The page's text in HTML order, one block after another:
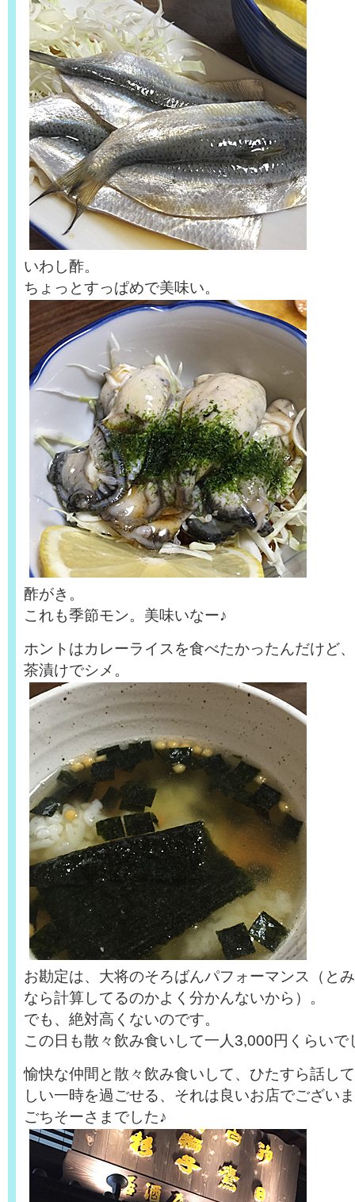
いわし酢。
ちょっとすっぱめで美味い。
酢がき。
これも季節モン。美味いなー♪
ホントはカレーライスを食べたかったんだけど
茶漬けでシメ。
お勘定は、大将のそろばんパフォーマンス（と
なら計算してるのかよく分かんないから）。
でも、絶対高くないのです。
この日も散々飲み食いして一人3,000円くらいで
愉快な仲間と散々飲み食いして、ひたすら話し
しい一時を過ごせる、それは良いお店でござい
ごちそーさまでした♪